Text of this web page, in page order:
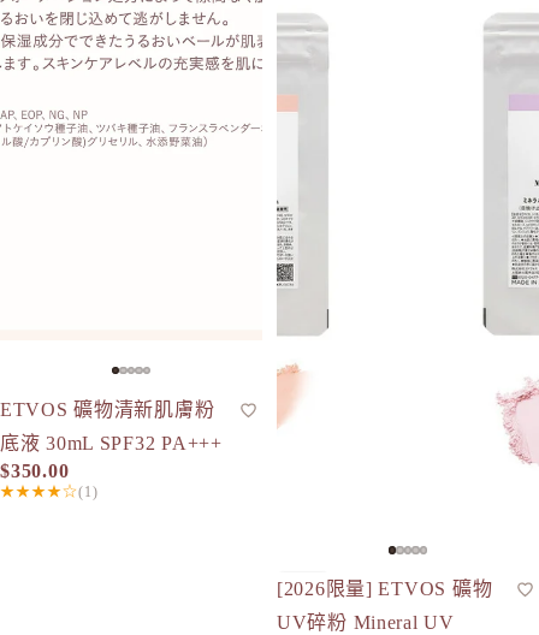
粉底液
ETVOS 礦物清新肌膚粉
底液 30mL SPF32 PA+++
$350.00
★★★★☆(1)
限量
蜜粉
SPF50+
人氣
現貨
[2026限量] ETVOS 礦物
UV碎粉 Mineral UV